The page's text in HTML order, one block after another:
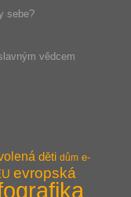
sebe?
vědcem
děti dům e-
evropská